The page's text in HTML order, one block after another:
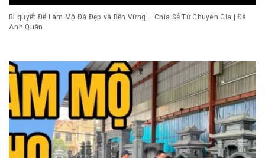
Bí quyết Để Làm Mộ Đá Đẹp và Bền Vững – Chia Sẻ Từ Chuyên Gia | Đá
Anh Quân